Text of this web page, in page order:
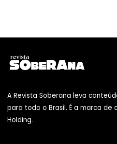
A Revista Soberana leva
para todo o Brasil. É a marca de
Holding.